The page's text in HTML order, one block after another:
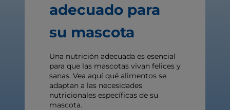
adecuado para
su mascota
Una nutrición adecuada es esencial
para que las mascotas vivan felices y
sanas. Vea aquí qué alimentos se
adaptan a las necesidades
nutricionales específicas de su
mascota.